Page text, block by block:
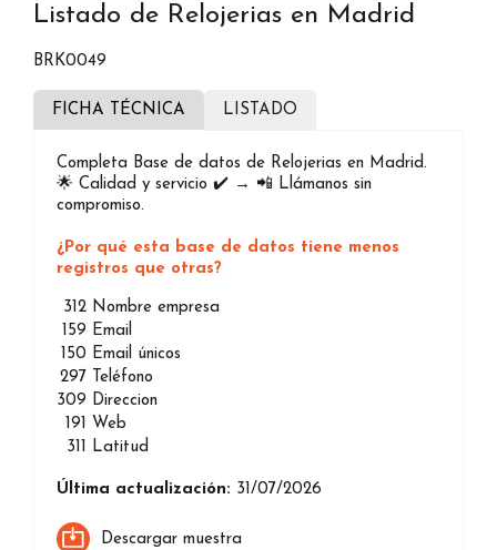
Listado de Relojerias en Madrid
BRK0049
FICHA TÉCNICA LISTADO
Completa Base de datos de Relojerias en Madrid.
🌟 Calidad y servicio ✔️ → 📲 Llámanos sin
compromiso.
¿Por qué esta base de datos tiene menos
registros que otras?
312 Nombre empresa
159 Email
150 Email únicos
297
Teléfono
309 Direccion
191 Web
311
Latitud
Última actualización: 31/07/2026
Descargar muestra